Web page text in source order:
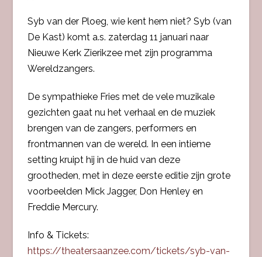
Syb van der Ploeg, wie kent hem niet? Syb (van
De Kast) komt a.s. zaterdag 11 januari naar
Nieuwe Kerk Zierikzee met zijn programma
Wereldzangers.
De sympathieke Fries met de vele muzikale
gezichten gaat nu het verhaal en de muziek
brengen van de zangers, performers en
frontmannen van de wereld. In een intieme
setting kruipt hij in de huid van deze
grootheden, met in deze eerste editie zijn grote
voorbeelden Mick Jagger, Don Henley en
Freddie Mercury.
Info & Tickets:
https://theatersaanzee.com/tickets/syb-van-